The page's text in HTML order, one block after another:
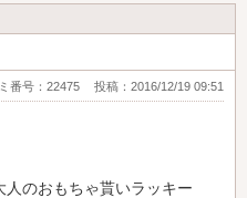
線に立ったホテル作りを心が
員一同心よりお待ちしており
いました。
支配人
ち3.5
番号：22475 投稿：2016/12/19 09:51
のおもちゃ貰いラッキー